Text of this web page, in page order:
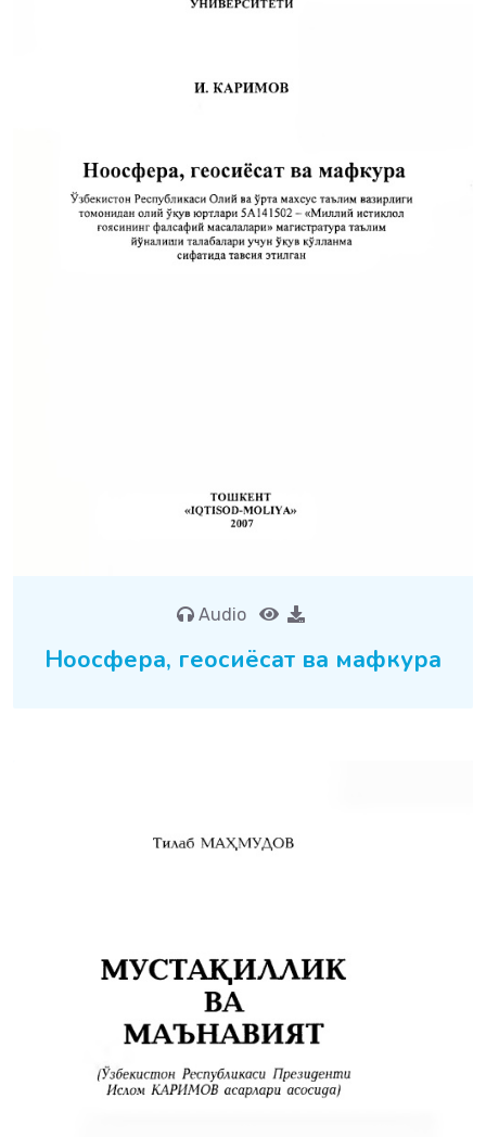
Audio
Ноосфера, геосиёсат ва мафкура